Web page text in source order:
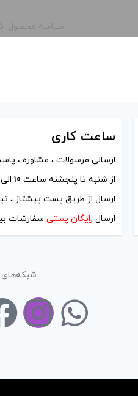
شناسه محصول: DIACO-0032635
ساعت کاری
ارسالی مرسولات ، مشاوره ،
از شنبه تا پنجشنه ساعت 10الی
ارسال از طریق پست پیشتاز ،
ارسال رایگان پستی سفارشات
شبکه‌های